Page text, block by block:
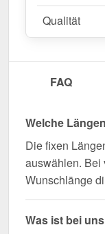
Qualität
FAQ
Welche
Die fixen
auswählen. Bei
Wunschlänge
Was ist bei